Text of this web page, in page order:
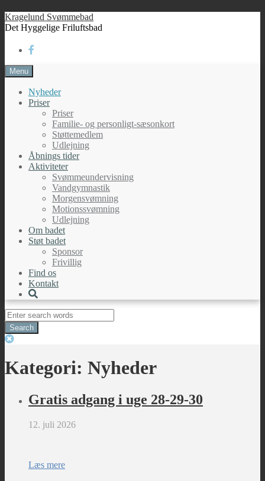
Skip
to
Kragelund Svømmebad
Det Hyggelige Friluftsbad
Menu
Nyheder
Priser
Priser
Familie- og personligt-sæsonkort
Støttemedlem
Udlejning
Åbnings tider
Aktiviteter
Svømmeundervisning
Vandgymnastik
Morgensvømning
Motionssvømning
Udlejning
Om badet
Støt badet
Sponsor
Frivillig
Find os
Kontakt
Search
for:
Kategori: Nyheder
Gratis adgang i uge 28-29-30
12. juli 2026
Læs mere